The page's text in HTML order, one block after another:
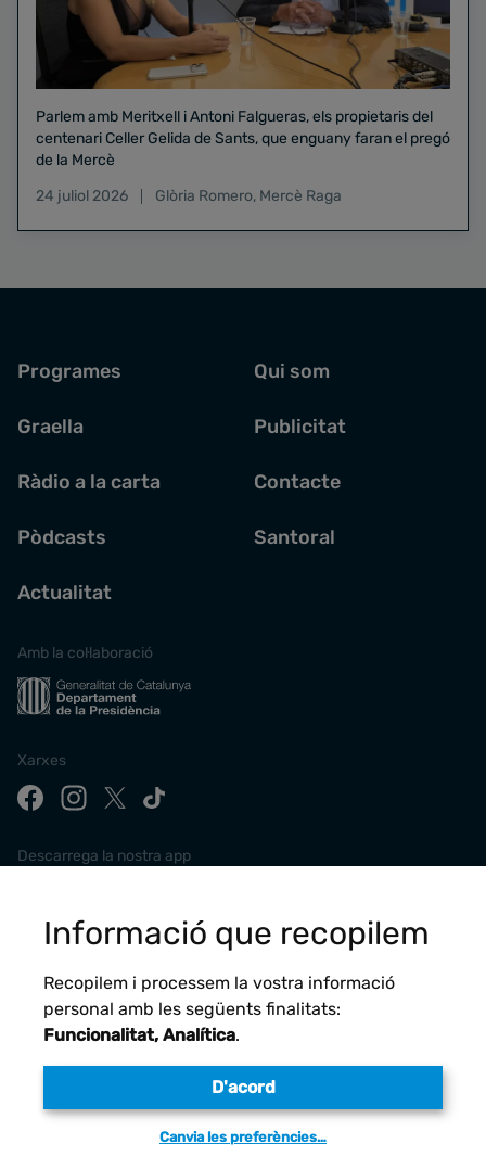
Parlem amb Meritxell i Antoni Falgueras, els propietaris del
centenari Celler Gelida de Sants, que enguany faran el pregó
de la Mercè
24 juliol 2026
Glòria Romero, Mercè Raga
Programes
Graella
Ràdio a la carta
Pòdcasts
Actualitat
Qui som
Publicitat
Contacte
Santoral
Amb la col·laboració
Xarxes
Descarrega la nostra app
Avís legal
Informació que recopilem
Recopilem i processem la vostra informació
personal amb les següents finalitats:
Funcionalitat, Analítica.
D'acord
Canvia les preferències…